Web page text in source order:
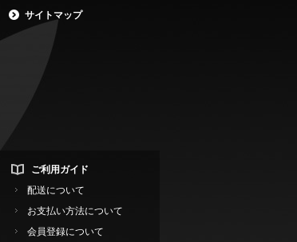
サイトマップ
ご利用ガイド
配送について
お支払い方法について
会員登録について